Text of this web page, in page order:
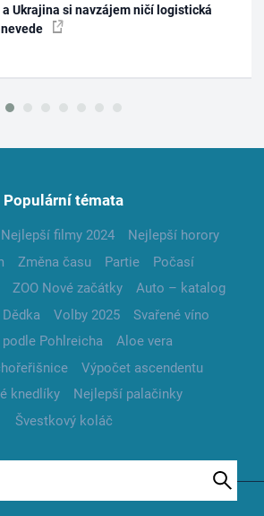
a Ukrajina si navzájem ničí logistická
Populární témata
Nejlepší filmy 2024
Nejlepší horory
Změna času Partie
Počasí
ZOO Nové začátky
Auto – katalog
Volby 2025
Svařené víno
Pohlreicha
Aloe vera
Výpočet ascendentu
knedlíky
Nejlepší palačinky
Švestkový koláč